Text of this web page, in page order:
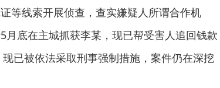
等线索开展侦查，查实嫌疑人所谓合作机
底在主城抓获李某，现已帮受害人追回钱款
已被依法采取刑事强制措施，案件仍在深挖